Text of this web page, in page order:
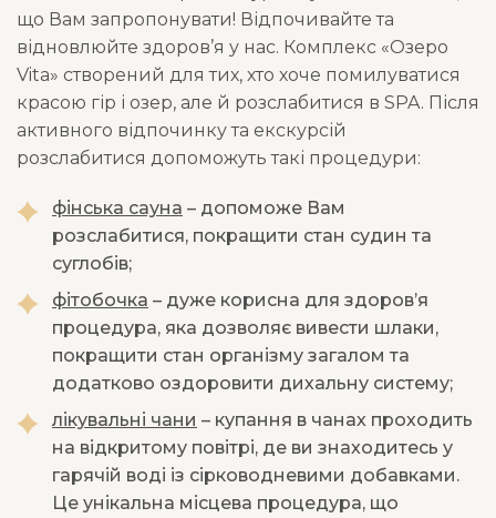
що Вам запропонувати! Відпочивайте та
відновлюйте здоров’я у нас. Комплекс «Озеро
Vita» створений для тих, хто хоче помилуватися
красою гір і озер, але й розслабитися в SPA. Після
активного відпочинку та екскурсій
розслабитися допоможуть такі процедури:
фінська сауна – допоможе Вам
розслабитися, покращити стан судин та
суглобів;
фітобочка – дуже корисна для здоров’я
процедура, яка дозволяє вивести шлаки,
покращити стан організму загалом та
додатково оздоровити дихальну систему;
лікувальні чани – купання в чанах проходить
на відкритому повітрі, де ви знаходитесь у
гарячій воді із сірководневими добавками.
Це унікальна місцева процедура, що